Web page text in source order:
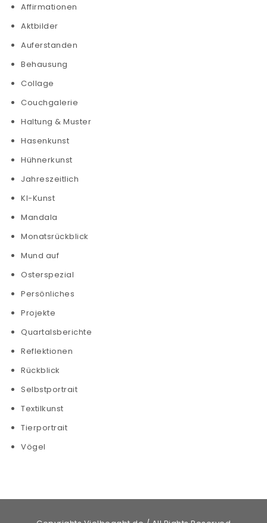
Affirmationen
Aktbilder
Auferstanden
Behausung
Collage
Couchgalerie
Haltung & Muster
Hasenkunst
Hühnerkunst
Jahreszeitlich
KI-Kunst
Mandala
Monatsrückblick
Mund auf
Osterspezial
Persönliches
Projekte
Quartalsberichte
Reflektionen
Rückblick
Selbstportrait
Textilkunst
Tierportrait
Vögel